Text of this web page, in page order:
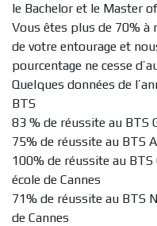
le Bachelor et le Master
Vous êtes plus de 70% à
de votre entourage et
pourcentage ne cesse
Quelques données de
BTS
83 % de réussite au BTS
75% de réussite au BTS
100% de réussite au
école de Cannes
71% de réussite au BTS
de Cannes